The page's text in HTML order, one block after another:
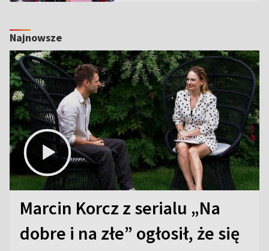
Najnowsze
Marcin Korcz z serialu „Na
dobre i na złe” ogłosił, że się